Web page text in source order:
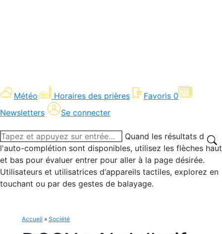
Météo Horaires des prières Favoris 0
Newsletters
Se connecter
Recherche
:
Quand les résultats de
l'auto-complétion sont disponibles, utilisez les flèches haut
et bas pour évaluer entrer pour aller à la page désirée.
Utilisateurs et utilisatrices d‘appareils tactiles, explorez en
touchant ou par des gestes de balayage.
Accueil » Société